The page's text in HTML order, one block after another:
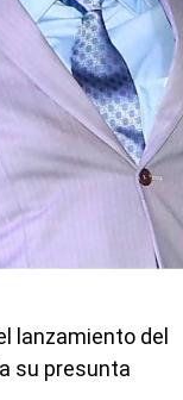
lanzamiento del
su presunta